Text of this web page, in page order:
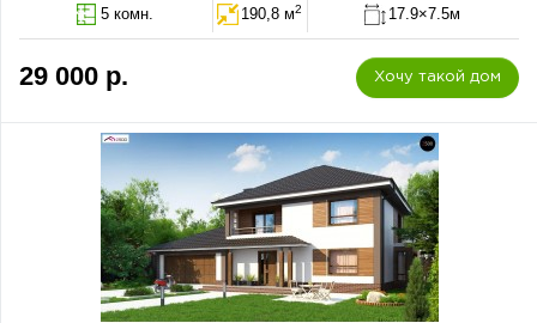
5 комн. 190,8 м2 17.9×7.5м
29 000 р. Хочу такой дом